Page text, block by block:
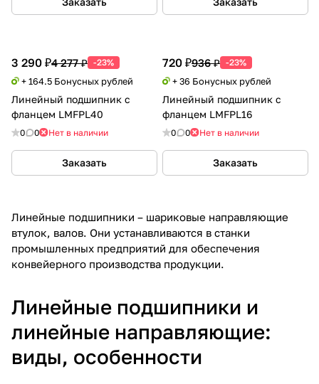
3 290 ₽4 277 ₽ -23%
+ 164.5 Бонусных рублей
Линейный подшипник с
фланцем LMFPL40
0 0 Нет в наличии
Заказать
720 ₽936 ₽ -23%
+ 36 Бонусных рублей
Линейный подшипник с
фланцем LMFPL16
0 0 Нет в наличии
Заказать
Линейные подшипники – шариковые направляющие
втулок, валов. Они устанавливаются в станки
промышленных предприятий для обеспечения
конвейерного производства продукции.
Линейные подшипники и
линейные направляющие:
виды, особенности